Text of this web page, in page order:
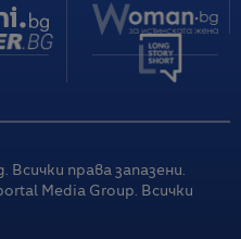
Всички права запазени.
Media Group. Всички